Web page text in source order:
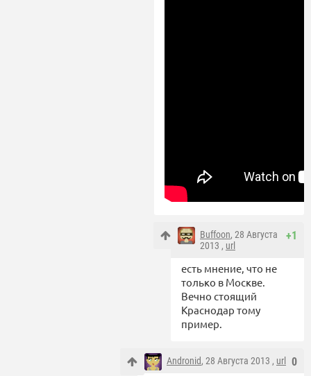
+1
Buffoon, 28 Августа
2013 , url
есть мнение, что не
только в Москве.
Вечно стоящий
Краснодар тому
пример.
0
Andronid, 28 Августа 2013 , url